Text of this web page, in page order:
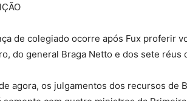
de colegiado ocorre após Fux proferir
do general Braga Netto e dos sete
agora, os julgamentos dos recursos de